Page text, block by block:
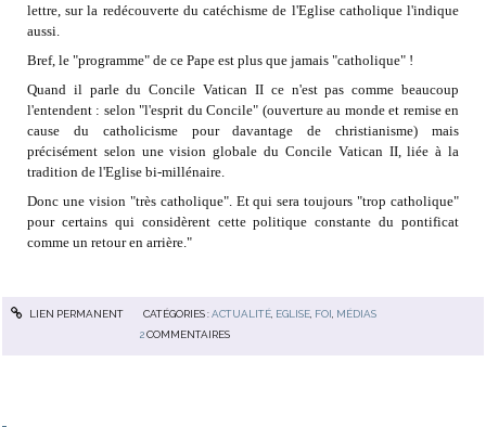
lettre, sur la redécouverte du catéchisme de l'Eglise catholique l'indique
aussi.
Bref, le "programme" de ce Pape est plus que jamais "catholique" !
Quand il parle du Concile Vatican II ce n'est pas comme beaucoup
l'entendent : selon "l'esprit du Concile" (ouverture au monde et remise en
cause du catholicisme pour davantage de christianisme) mais
précisément selon une vision globale du Concile Vatican II, liée à la
tradition de l'Eglise bi-millénaire.
Donc une vision "très catholique". Et qui sera toujours "trop catholique"
pour certains qui considèrent cette politique constante du pontificat
comme un retour en arrière."
LIEN PERMANENT CATÉGORIES :ACTUALITÉ, EGLISE, FOI, MÉDIAS
2 COMMENTAIRES